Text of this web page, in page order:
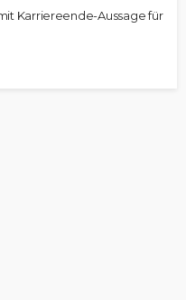
Karriereende-Aussage für